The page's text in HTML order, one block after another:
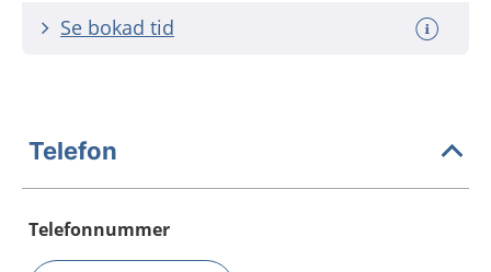
Se bokad tid
Telefon
Telefonnummer